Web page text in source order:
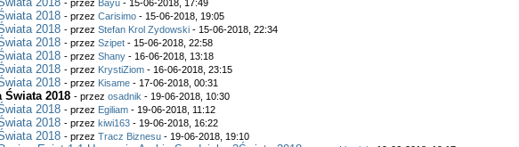
- przez Bayu - 15-06-2018, 17:49
2018 - przezCarisimo - 15-06-2018, 19:05
2018 - przezStefan Krol Zydowski - 15-06-2018, 22:34
2018 - przezSzipet - 15-06-2018, 22:58
2018 - przezShany - 16-06-2018, 13:18
2018 - przez KrystiZiom - 16-06-2018, 23:15
2018 - przez Kisame - 17-06-2018, 00:31
Świata 2018 - przezosadnik - 19-06-2018, 10:30
2018 - przez Egiliam - 19-06-2018, 11:12
2018 - przezkiwi163 - 19-06-2018, 16:22
2018 - przezTracz Biznesu - 19-06-2018, 19:10